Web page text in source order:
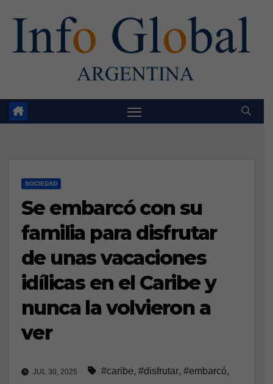
SOCIEDAD
Se embarcó con su
familia para disfrutar
de unas vacaciones
idílicas en el Caribe y
nunca la volvieron a
ver
JUL 30, 2025 #caribe, #disfrutar, #embarcó,